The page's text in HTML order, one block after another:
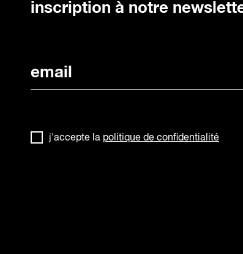
inscription à notre
j'accepte la politique de confidentialité